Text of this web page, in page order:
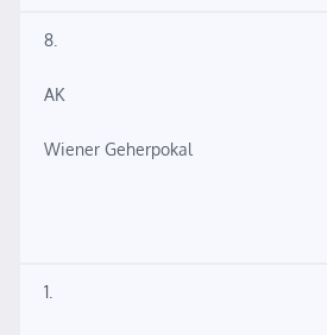
8.
AK
Wiener Geherpokal
1.